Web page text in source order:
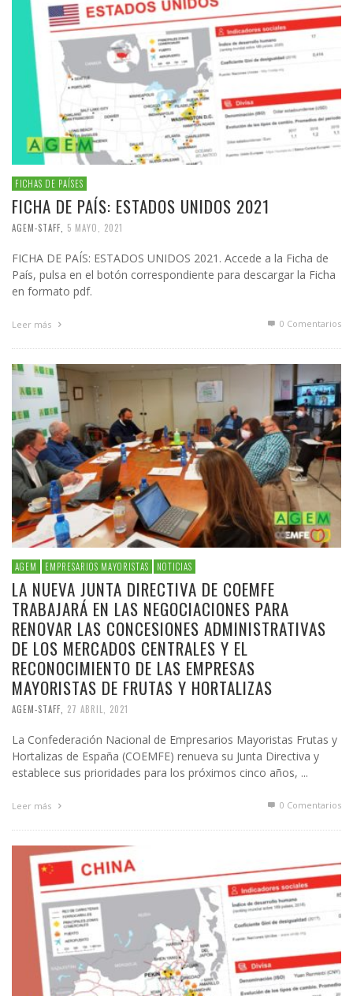
FICHAS DE PAÍSES
FICHA DE PAÍS: ESTADOS UNIDOS 2021
AGEM-STAFF 5 MAYO, 2021
FICHA DE PAÍS: ESTADOS UNIDOS 2021. Accede a la Ficha de
País, pulsa en el botón correspondiente para descargar la Ficha
en formato pdf.
Leer más 0 Comentarios
AGEM EMPRESARIOS MAYORISTAS NOTICIAS
LA NUEVA JUNTA DIRECTIVA DE COEMFE
TRABAJARÁ EN LAS NEGOCIACIONES PARA
RENOVAR LAS CONCESIONES ADMINISTRATIVAS
DE LOS MERCADOS CENTRALES Y EL
RECONOCIMIENTO DE LAS EMPRESAS
MAYORISTAS DE FRUTAS Y HORTALIZAS
AGEM-STAFF 27 ABRIL, 2021
La Confederación Nacional de Empresarios Mayoristas Frutas y
Hortalizas de España (COEMFE) renueva su Junta Directiva y
establece sus prioridades para los próximos cinco años, ...
Leer más 0 Comentarios